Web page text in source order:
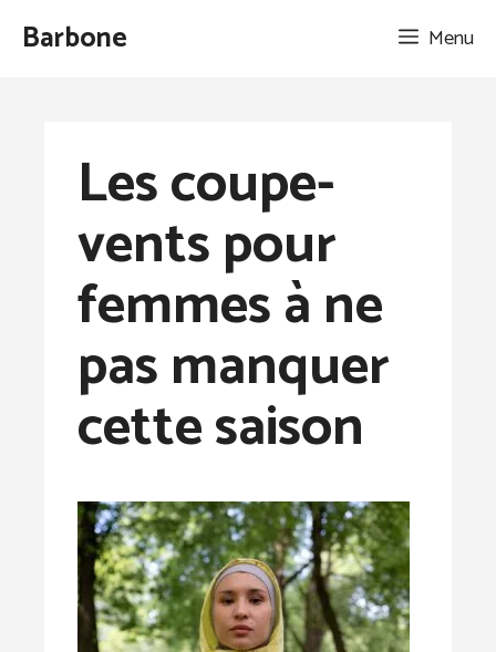
AllerBarbone Menu
Les coupe-
vents pour
femmes à ne
pas manquer
cette saison